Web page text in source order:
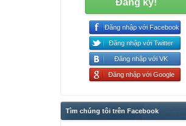
Đăng ký!
Đăng nhập với Facebook
Đăng nhập với Twitter
Đăng nhập với VK
Đăng nhập với Google
Tìm chúng tôi trên Facebook